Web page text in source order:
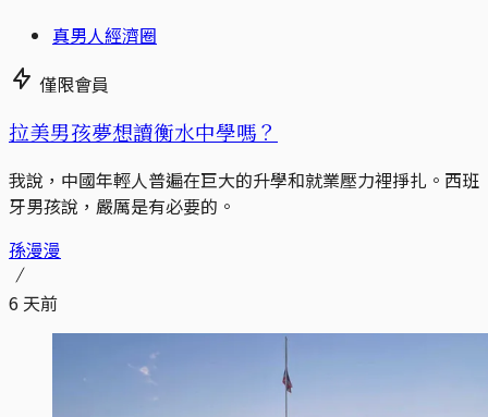
真男人經濟圈
僅限會員
拉美男孩夢想讀衡水中學嗎？
我說，中國年輕人普遍在巨大的升學和就業壓力裡掙扎。西班
牙男孩說，嚴厲是有必要的。
孫漫漫
6 天前